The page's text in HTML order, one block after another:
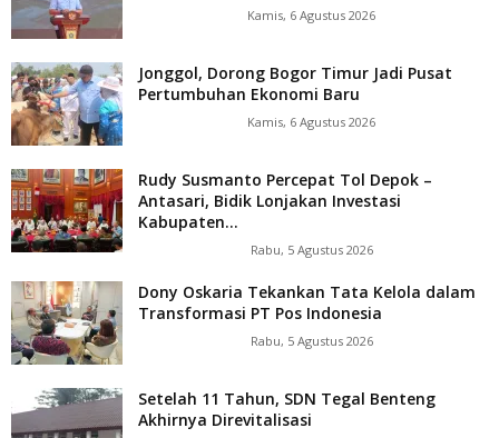
Kamis, 6 Agustus 2026
Jonggol, Dorong Bogor Timur Jadi Pusat
Pertumbuhan Ekonomi Baru
Kamis, 6 Agustus 2026
Rudy Susmanto Percepat Tol Depok –
Antasari, Bidik Lonjakan Investasi
Kabupaten...
Rabu, 5 Agustus 2026
Dony Oskaria Tekankan Tata Kelola dalam
Transformasi PT Pos Indonesia
Rabu, 5 Agustus 2026
Setelah 11 Tahun, SDN Tegal Benteng
Akhirnya Direvitalisasi